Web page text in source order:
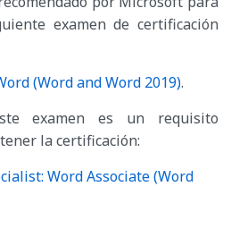
examen de certificación
(Word and Word 2019).
examen es un requisito
la certificación:
Word Associate (Word